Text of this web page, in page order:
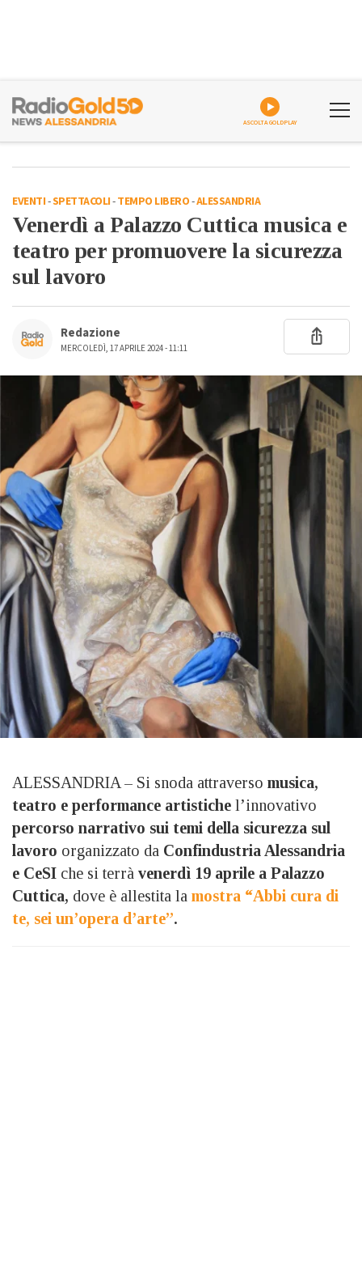
ASCOLTA GOLDPLAY
EVENTI-SPETTACOLI-TEMPO LIBERO-ALESSANDRIA
Venerdì a Palazzo Cuttica musica e
teatro per promuovere la sicurezza
sul lavoro
Redazione
MERCOLEDÌ, 17 APRILE 2024 - 11:11
ALESSANDRIA – Si snoda attraverso musica,
teatro e performance artistiche l’innovativo
percorso narrativo sui temi della sicurezza sul
lavoro organizzato da Confindustria Alessandria
e CeSI che si terrà venerdì 19 aprile a Palazzo
Cuttica, dove è allestita la mostra “Abbi cura di
te, sei un’opera d’arte”.